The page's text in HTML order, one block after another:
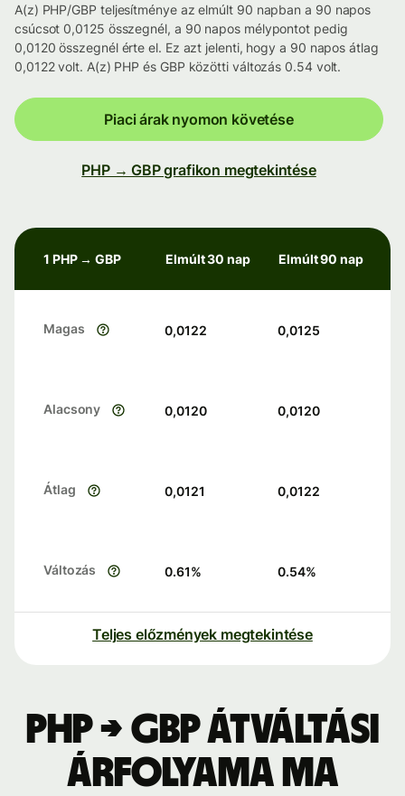
A(z) PHP/GBP teljesítménye az elmúlt 90 napban a 90 napos
csúcsot 0,0125 összegnél, a 90 napos mélypontot pedig
0,0120 összegnél érte el. Ez azt jelenti, hogy a 90 napos átlag
0,0122 volt. A(z) PHP és GBP közötti változás 0.54 volt.
Piaci árak nyomon követése
PHP → GBP grafikon megtekintése
1 PHP → GBP Elmúlt 30 nap Elmúlt 90 nap
Magas 0,0122 0,0125
Alacsony 0,0120 0,0120
Átlag 0,0121 0,0122
Változás 0.61% 0.54%
Teljes előzmények megtekintése
PHP → GBP átváltási
árfolyama ma